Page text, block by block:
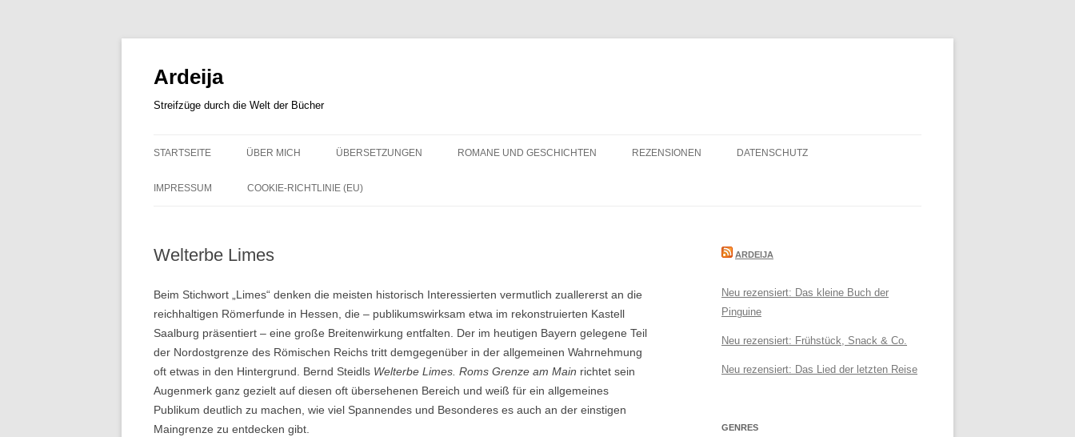
Ardeija
Streifzüge durch die Welt der Bücher
STARTSEITE ÜBER MICH ÜBERSETZUNGEN ROMANE UND GESCHICHTEN REZENSIONEN DATENSCHUTZ
IMPRESSUM COOKIE-RICHTLINIE (EU)
Welterbe Limes
Beim Stichwort „Limes“ denken die meisten historisch Interessierten vermutlich zuallererst an die
reichhaltigen Römerfunde in Hessen, die – publikumswirksam etwa im rekonstruierten Kastell
Saalburg präsentiert – eine große Breitenwirkung entfalten. Der im heutigen Bayern gelegene Teil
der Nordostgrenze des Römischen Reichs tritt demgegenüber in der allgemeinen Wahrnehmung
oft etwas in den Hintergrund. Bernd Steidls Welterbe Limes. Roms Grenze am Main richtet sein
Augenmerk ganz gezielt auf diesen oft übersehenen Bereich und weiß für ein allgemeines
Publikum deutlich zu machen, wie viel Spannendes und Besonderes es auch an der einstigen
Maingrenze zu entdecken gibt.
ARDEIJA
Neu rezensiert: Das kleine Buch der
Pinguine
Neu rezensiert: Frühstück, Snack & Co.
Neu rezensiert: Das Lied der letzten Reise
GENRES